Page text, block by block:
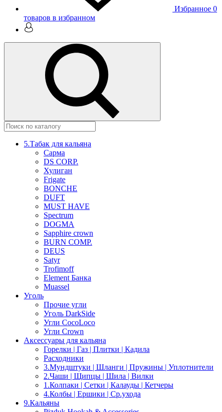
Избранное 0
товаров в избранном
5.Табак для кальяна
Сарма
DS CORP.
Хулиган
Frigate
BONCHE
DUFT
MUST HAVE
Spectrum
DOGMA
Sapphire crown
BURN COMP.
DEUS
Satyr
Trofimoff
Element Банка
Muassel
Уголь
Прочие угли
Уголь DarkSide
Угли CocoLoco
Угли Crown
Аксессуары для кальяна
Горелки | Газ | Плитки | Кадила
Расходники
3.Мундштуки | Шланги | Пружины | Уплотнители
2.Чаши | Щипцы | Шила | Вилки
1.Колпаки | Сетки | Калауды | Кетчеры
4.Колбы | Ершики | Cр.ухода
9.Кальяны